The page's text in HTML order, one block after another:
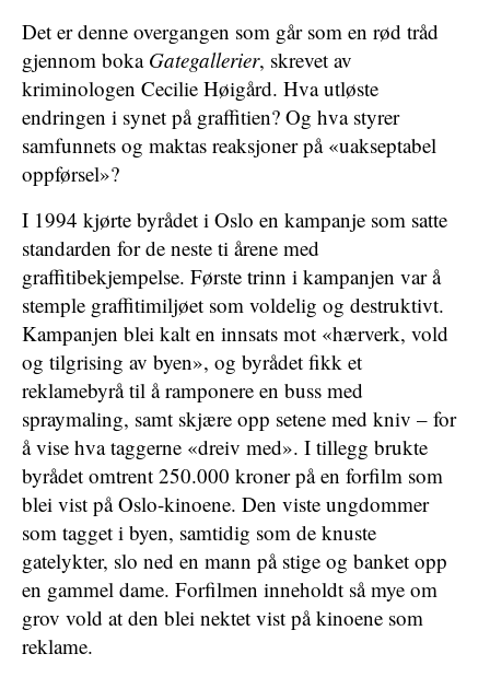
Det er denne overgangen som går som en rød tråd
gjennom boka Gategallerier, skrevet av
kriminologen Cecilie Høigård. Hva utløste
endringen i synet på graffitien? Og hva styrer
samfunnets og maktas reaksjoner på «uakseptabel
oppførsel»?
I 1994 kjørte byrådet i Oslo en kampanje som satte
standarden for de neste ti årene med
graffitibekjempelse. Første trinn i kampanjen var å
stemple graffitimiljøet som voldelig og destruktivt.
Kampanjen blei kalt en innsats mot «hærverk, vold
og tilgrising av byen», og byrådet fikk et
reklamebyrå til å ramponere en buss med
spraymaling, samt skjære opp setene med kniv – for
å vise hva taggerne «dreiv med». I tillegg brukte
byrådet omtrent 250.000 kroner på en forfilm som
blei vist på Oslo-kinoene. Den viste ungdommer
som tagget i byen, samtidig som de knuste
gatelykter, slo ned en mann på stige og banket opp
en gammel dame. Forfilmen inneholdt så mye om
grov vold at den blei nektet vist på kinoene som
reklame.